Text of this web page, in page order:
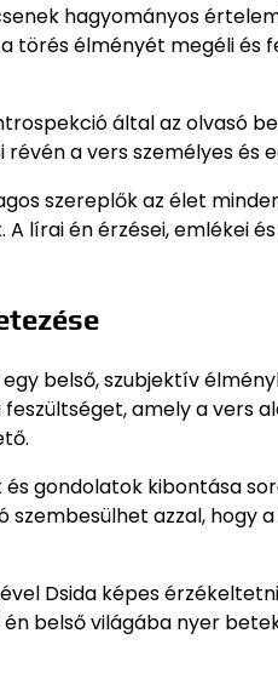
hagyományos
törés élményét megéli és
által az olvasó
a vers személyes és
szereplők az élet
lírai én érzései, emlékei
belső, szubjektív
amely a vers
gondolatok kibontása
szembesülhet azzal,
Dsida képes
belső világába nyer